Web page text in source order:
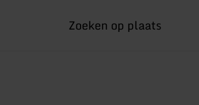
zoek